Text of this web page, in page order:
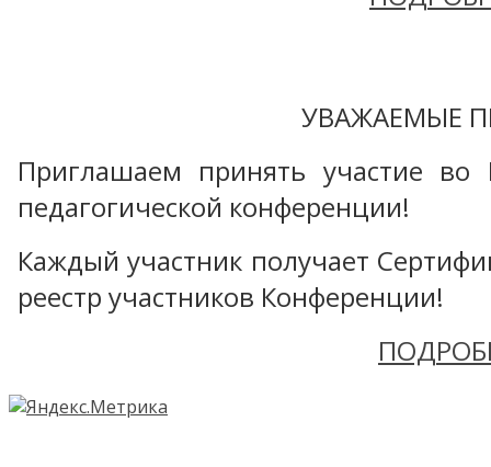
УВАЖАЕМЫЕ
Приглашаем принять участие во
педагогической конференции!
Каждый участник получает
реестр участников Конференции!